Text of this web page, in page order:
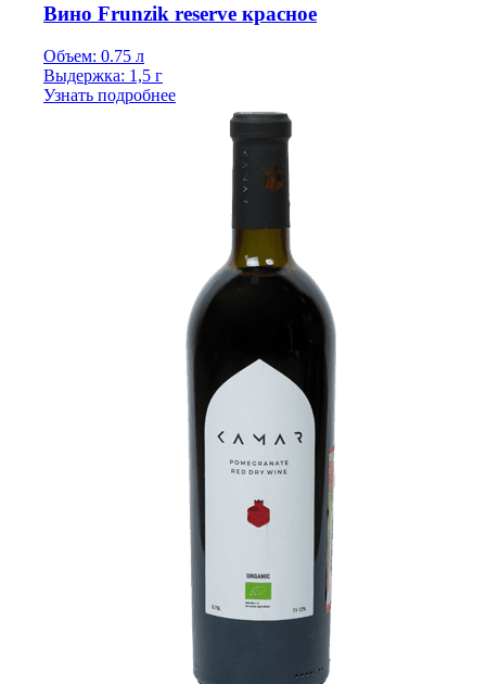
Вино Frunzik reserve красное
Объем: 0.75 л
Выдержка: 1,5 г
Узнать подробнее